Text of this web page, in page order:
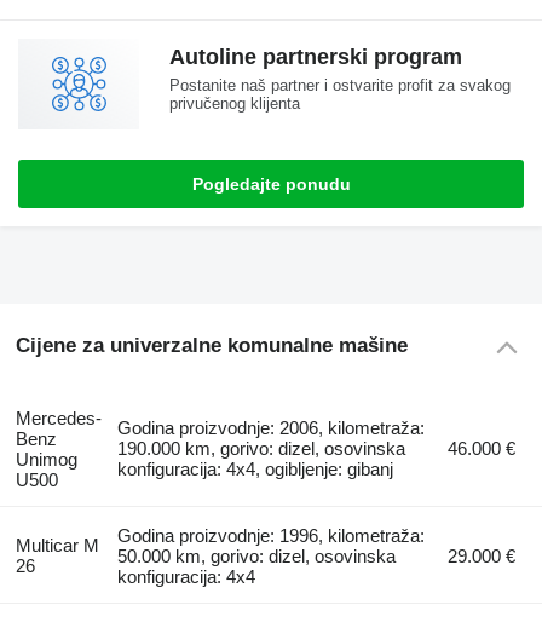
Autoline partnerski program
Postanite naš partner i ostvarite profit za svakog
privučenog klijenta
Pogledajte ponudu
Cijene za univerzalne komunalne mašine
Mercedes-
Benz
Unimog
U500
Godina proizvodnje: 2006, kilometraža:
190.000 km, gorivo: dizel, osovinska
konfiguracija: 4x4, ogibljenje: gibanj
46.000 €
Multicar M
26
Godina proizvodnje: 1996, kilometraža:
50.000 km, gorivo: dizel, osovinska
konfiguracija: 4x4
29.000 €